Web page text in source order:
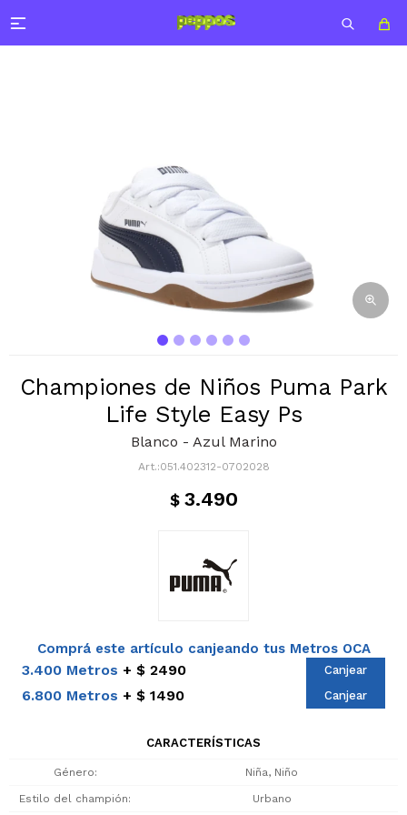

Championes de Niños Puma Park
Life Style Easy Ps
Blanco - Azul Marino
051.402312-0702028
$ 3.490
Comprá este artículo canjeando tus Metros OCA
3.400 Metros $ 2490 Canjear
6.800 Metros $ 1490 Canjear
CARACTERÍSTICAS
Género Niña, Niño
Estilo del champión Urbano